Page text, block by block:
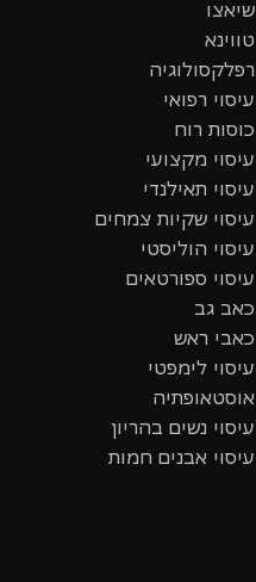
שיאצו
טווינא
רפלקסולוגיה
עיסוי רפואי
כוסות רוח
עיסוי מקצועי
עיסוי תאילנדי
עיסוי שקיות צמחים
עיסוי הוליסטי
עיסוי ספורטאים
כאב גב
כאבי ראש
עיסוי לימפטי
אוסטאופתיה
עיסוי נשים בהריון
עיסוי אבנים חמות